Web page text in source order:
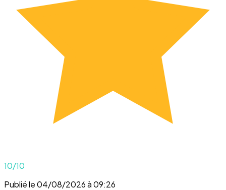
10/10
Publié le 04/08/2026 à 09:26